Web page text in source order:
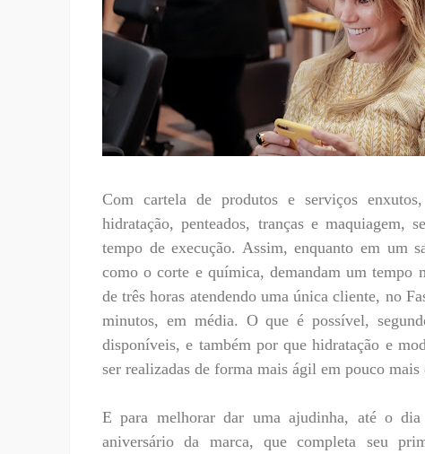
Com cartela de produtos e serviços
hidratação, penteados, tranças e maquiagem,
tempo de execução. Assim, enquanto em um
como o corte e química, demandam um tempo
de três horas atendendo uma única cliente, no
minutos, em média. O que é possível,
disponíveis, e também por que hidratação e
ser realizadas de forma mais ágil em pouco mais
E para melhorar dar uma ajudinha, até o
aniversário da marca, que completa seu